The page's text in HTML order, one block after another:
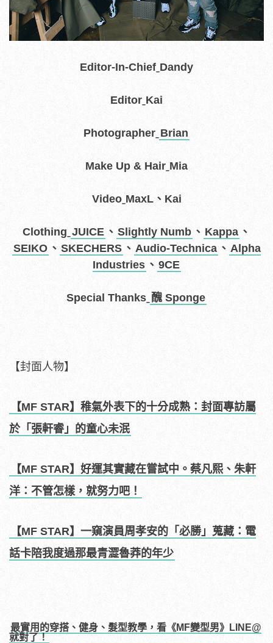
Editor-In-ChiefˍDandy
EditorˍKai
Photographerˍ Brian
Make Up & HairˍMia
VideoˍMaxL、Kai
Clothingˍ JUICE 、 Slightly Numb 、 Kappa 、
SEIKO 、 SKECHERS 、 Audio-Technica 、 Alpha
Industries 、 9CE
Special Thanksˍ 醜 Sponge
【封面人物】
【MF STAR】稚氣外表下的十分成熟：封面專訪屬
於「張軒睿」的童心未泯
【MF STAR】好運其實藏在嘗試中。蔡凡熙、朱軒
洋：不管怎樣，就努力吧！
【MF STAR】一窺演員周孝安的「必勝」蒐藏：電
話卡陪我度過那最青澀魯莽的年少
最實用的穿搭、健身、髮型教學，看《MF變型男》LINE@
就對了！